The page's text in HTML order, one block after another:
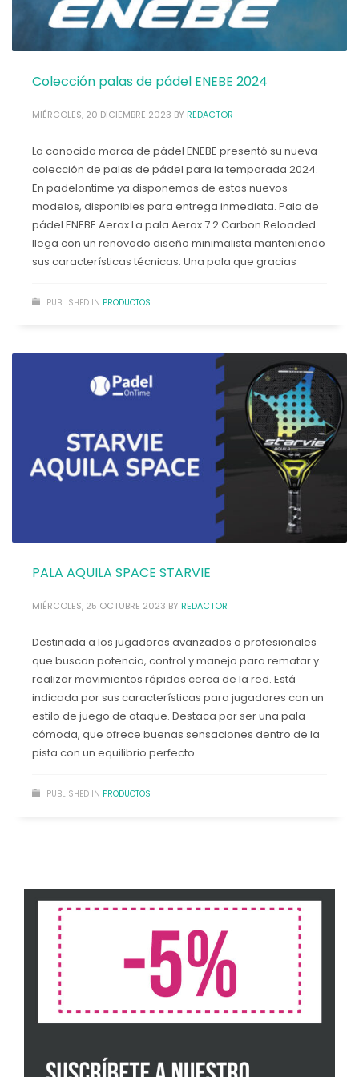
noviembre 2022
septiembre 2022
julio 2022
mayo 2022
marzo 2022
febrero 2022
enero 2022
diciembre 2021
noviembre 2021
Categorías
Noticias
Rebajas
Sobre el pádel
Colección palas de pádel ENEBE 2024
MIÉRCOLES, 20 DICIEMBRE 2023 BY REDACTOR
La conocida marca de pádel ENEBE presentó su nueva
colección de palas de pádel para la temporada 2024.
En padelontime ya disponemos de estos nuevos
modelos, disponibles para entrega inmediata. Pala de
pádel ENEBE Aerox La pala Aerox 7.2 Carbon Reloaded
llega con un renovado diseño minimalista manteniendo
sus características técnicas. Una pala que gracias
PUBLISHED IN PRODUCTOS
PALA AQUILA SPACE STARVIE
MIÉRCOLES, 25 OCTUBRE 2023 BY REDACTOR
Destinada a los jugadores avanzados o profesionales
que buscan potencia, control y manejo para rematar y
realizar movimientos rápidos cerca de la red. Está
indicada por sus características para jugadores con un
estilo de juego de ataque. Destaca por ser una pala
cómoda, que ofrece buenas sensaciones dentro de la
pista con un equilibrio perfecto
PUBLISHED IN PRODUCTOS